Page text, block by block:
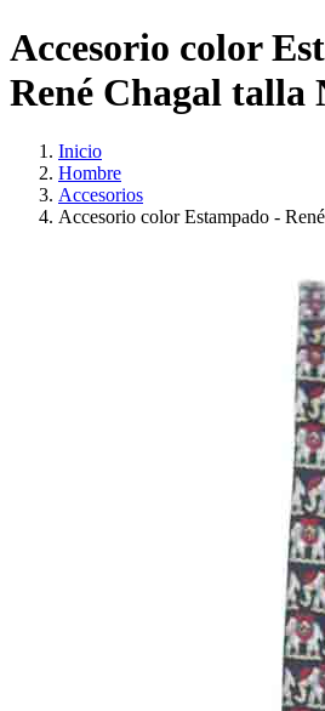
Accesorio color
René Chagal talla
Inicio
Hombre
Accesorios
Accesorio color Estampado -